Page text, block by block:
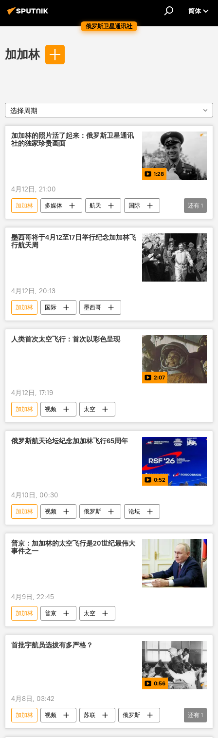
俄罗斯卫星通讯社
简体
加加林
选择周期
加加林的照片活了起来：俄罗斯卫星通讯
社的独家珍贵画面
1:28
4月12日, 21:00
加加林 多媒体 航天
国际
视频
还有 1
墨西哥将于4月12至17日举行纪念加加林飞
行航天周
4月12日, 20:13
加加林 国际 墨西哥
人类首次太空飞行：首次以彩色呈现
2:07
4月12日, 17:19
加加林 视频 太空
俄罗斯航天论坛纪念加加林飞行65周年
0:52
4月10日, 00:30
加加林 视频 俄罗斯 论坛
普京：加加林的太空飞行是20世纪最伟大
事件之一
4月9日, 22:45
加加林 普京 太空
首批宇航员选拔有多严格？
0:56
4月8日, 03:42
加加林 视频 苏联
俄罗斯
航天
还有 1